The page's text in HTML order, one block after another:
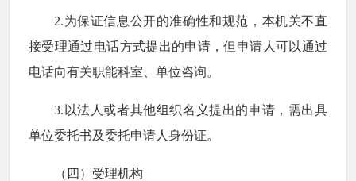
2.为保证信息公开的准确性和规范，本机关不直
接受理通过电话方式提出的申请，但申请人可以通过
电话向有关职能科室、单位咨询。
3.以法人或者其他组织名义提出的申请，需出具
单位委托书及委托申请人身份证。
（四）受理机构